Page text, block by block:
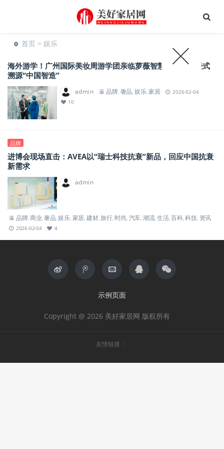
首页 > 娱乐
海外游学！广州国际美妆周游学团亲临萝薇智慧工厂，沉浸式
溯源“中国智造”
admin 品牌, 奢品, 娱乐, 家居
2026-02-04
10
品牌
进博会现场直击：AVEA以“瑞士科技抗衰”新品，回应中国抗衰
新需求
admin
品牌,商业,奢品,娱乐, 家居, 建材,旅行,时尚, 汽车, 潮流, 生活,百科,科技, 资讯
2026-02-04 4
示例页面
Copyright @ 2026 美好家居网 版权所有
友情链接：